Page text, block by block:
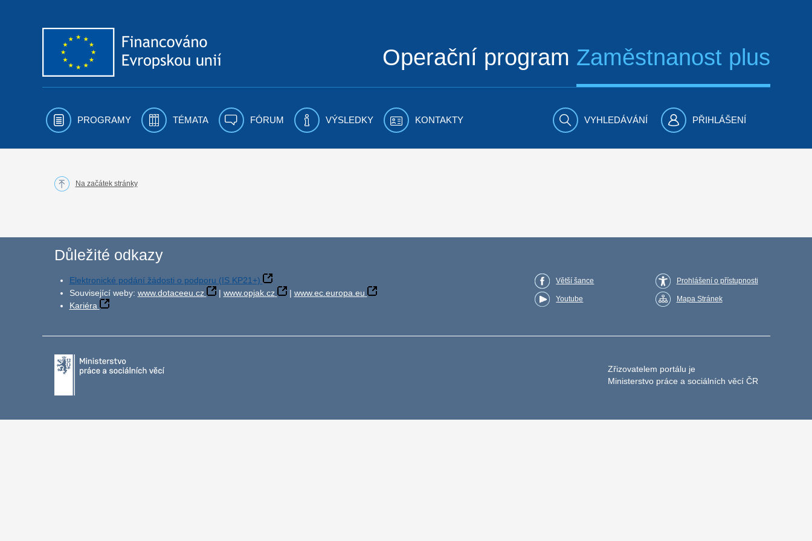
Operační program Zaměstnanost plus
PROGRAMY TÉMATA FÓRUM VÝSLEDKY KONTAKTY VYHLEDÁVÁNÍ PŘIHLÁŠENÍ
Na začátek stránky
Důležité odkazy
Elektronické podání žádosti o podporu (IS KP21+)
Související weby: www.dotaceeu.cz | www.opjak.cz | www.ec.europa.eu
Kariéra
Větší šance
Youtube
Prohlášení o přístupnosti
Mapa Stránek
Zřizovatelem portálu je
Ministerstvo práce a sociálních věcí ČR